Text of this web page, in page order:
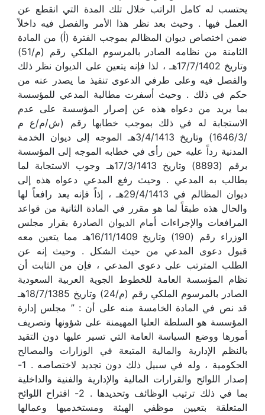
يحتسب له كامل الراتب خلال تلك المدة التي انقطع عن
العمل فيها . وحيث بعد نظر هذا الأمر والفصل فيه داخلاً
ضمن اختصاص ديوان المظالم بموجب الفترة (أ) من المادة
الثامنة من نظامه الصادر بالمرسوم الملكي رقم (م/51)
وتاريخ 17/7/1402هـ ، لذا فإنه يتعين على الديوان نظر ذلك
والفصل فيه وعلى طرفي الدعوى تنفيذ ما يصدر عنه من
حكم في ذلك . وحيث أسفرت مطالبة المدعي للمؤسسة
بما يريد من دعواه هذه عن إصرار المؤسسة على عدم
الاستجابة له في ذلك بموجب خطابها رقم (ش/م/ع م
/1646/3) وتاريخ 3/4/1413هـ الموجه إلى ديوان الخدمة
المدنية رداً عليه حين رأى في خطابه الموجه إلى المؤسسة
برقم (8893) وتاريخ 17/3/1413هـ وجوب الاستجابة لما
يطالب به المدعي . وحيث رفع المدعي دعواه هذه إلى
ديوان المظالم في 29/4/1413هـ ، إذاً فإنه يعد رافعاً لها
والحال هذه طبقاً لما هو مقرر في المادة الثانية من قواعد
المرافعات والإجراءات أمام الديوان الصادرة بقرار مجلس
الوزراء رقم (190) وتاريخ 16/11/1409هـ مما يتعين معه
قبول دعوى المدعي من حيث الشكل . وحيث إنه عن
الطلب المترتب على دعوى المدعي ، فإن من الثابت أن
نظام المؤسسة العامة للخطوط الجوية العربية السعودية
الصادر بالمرسوم الملكي رقم (م/24) وتاريخ 18/7/1385هـ
قد نص في المادة الخامسة منه على أن : ” مجلس إدارة
المؤسسة هو السلطة العليا المهيمنة على شؤونها وتصريف
أمورها ووضع السياسة العامة التي تسير عليها دون التقيد
بالنظم الإدارية والمالية المتبعة في الوزارات والمصالح
الحكومية ، وله في سبيل ذلك دون تجديد لاختصاصه . 1-
إصدار اللوائح والقرارات المالية والإدارية والفنية والداخلية
بما في ذلك ترتيب الوظائف وتحديدها . 2- اقتراح اللوائح
المتعلقة بتعيين موظفي الهيئة ومستخدميها وعمالها